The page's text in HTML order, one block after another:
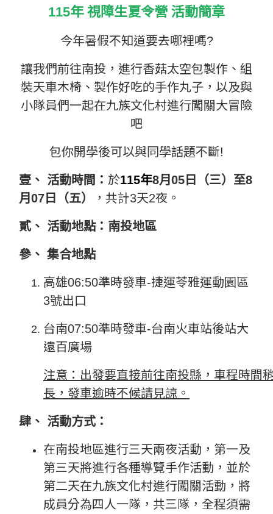
115年 視障生夏令營 活動簡章
今年暑假不知道要去哪裡嗎?
讓我們前往南投，進行香菇太空包製作、組
裝天車木椅、製作好吃的手作丸子，以及與
小隊員們一起在九族文化村進行闖關大冒險
吧
包你開學後可以與同學話題不斷!
壹、 活動時間： 於115年8月05日（三）至8
月07日（五）
，共計3天2夜。
貳、 活動地點： 南投地區
參、 集合地點
高雄06:50準時發車-捷運苓雅運動園區
3號出口
台南07:50準時發車-台南火車站後站大
遠百廣場
注意：出發要直接前往南投縣，車程時間
長，發車逾時不候請見諒。
肆、 活動方式：
在南投地區進行三天兩夜活動，第一及
第三天將進行各種導覽手作活動，並於
第二天在九族文化村進行闖關活動，將
成員分為四人一隊，共三隊，全程須需